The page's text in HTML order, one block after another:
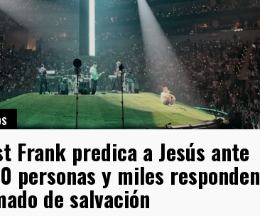
Frank predica a Jesús ante
personas y miles responden
de salvación